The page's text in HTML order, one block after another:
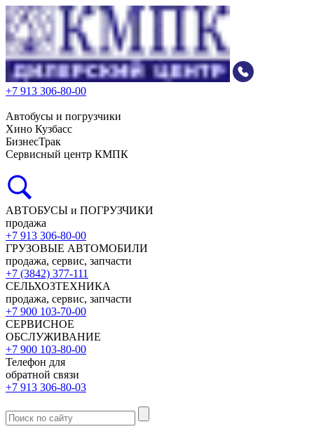
+7 913 306-80-00
Автобусы и погрузчики
Хино Кузбасс
БизнесТрак
Сервисный центр КМПК
АВТОБУСЫ и ПОГРУЗЧИКИ
продажа
+7 913 306-80-00
ГРУЗОВЫЕ АВТОМОБИЛИ
продажа, сервис, запчасти
+7 (3842) 377-111
СЕЛЬХОЗТЕХНИКА
продажа, сервис, запчасти
+7 900 103-70-00
СЕРВИСНОЕ
ОБСЛУЖИВАНИЕ
+7 900 103-80-00
Телефон для
обратной связи
+7 913 306-80-03